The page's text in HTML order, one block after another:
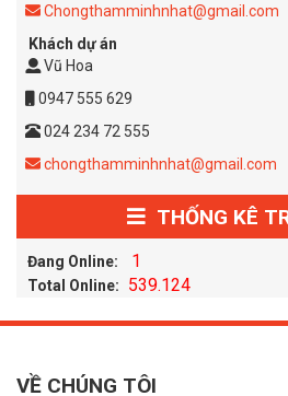
Chongthamminhnhat@gmail.com
Khách dự án
Vũ Hoa
0947 555 629
024 234 72 555
chongthamminhnhat@gmail.com
THỐNG KÊ
Đang Online: 1
Total Online: 539.124
VỀ CHÚNG TÔI